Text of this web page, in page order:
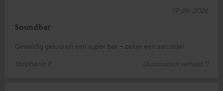
Soundbar
Geweldig geluid en een super bas – zeker een aanrader
Stephanie P.
(Automatisch vertaald *)
19-06-2026